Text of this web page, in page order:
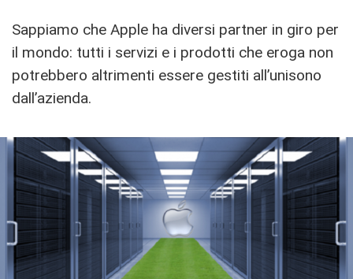
Sappiamo che Apple ha diversi partner in giro per
il mondo: tutti i servizi e i prodotti che eroga non
potrebbero altrimenti essere gestiti all’unisono
dall’azienda.